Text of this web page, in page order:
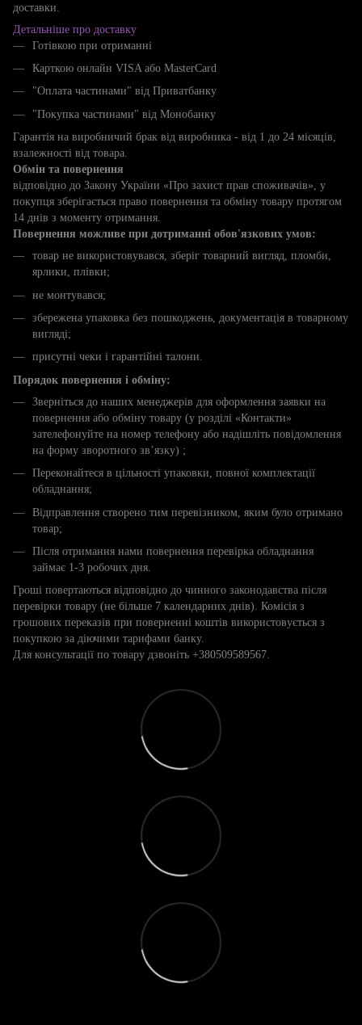
доставки.
Детальніше про доставку
Готівкою при отриманні
Карткою онлайн VISA або MasterCard
"Оплата частинами" від Приватбанку
"Покупка частинами" від Монобанку
Гарантія на виробничий брак від виробника - від 1 до 24 місяців,
взалежності від товара.
Обмін та повернення
відповідно до Закону України «Про захист прав споживачів», у
покупця зберігається право повернення та обміну товару протягом
14 днів з моменту отримання.
Повернення можливе при дотриманні обов'язкових умов:
товар не використовувався, зберіг товарний вигляд, пломби,
ярлики, плівки;
не монтувався;
збережена упаковка без пошкоджень, документація в товарному
вигляді;
присутні чеки і гарантійні талони.
Порядок повернення і обміну:
Зверніться до наших менеджерів для оформлення заявки на
повернення або обміну товару (у розділі «Контакти»
зателефонуйте на номер телефону або надішліть повідомлення
на форму зворотного зв’язку) ;
Переконайтеся в цільності упаковки, повної комплектації
обладнання;
Відправлення створено тим перевізником, яким було отримано
товар;
Після отримання нами повернення перевірка обладнання
займає 1-3 робочих дня.
Гроші повертаються відповідно до чинного законодавства після
перевірки товару (не більше 7 календарних днів). Комісія з
грошових переказів при поверненні коштів використовується з
покупкою за діючими тарифами банку.
Для консультації по товару дзвоніть +380509589567.